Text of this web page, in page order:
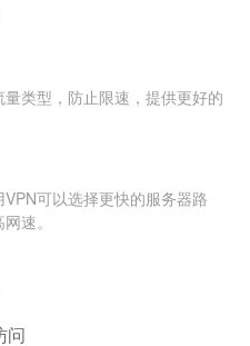
类型，防止限速，提供更好的
可以选择更快的服务器路
速。
问